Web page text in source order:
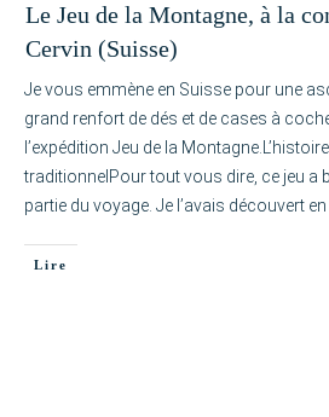
Le Jeu de la Montagne, à la
Cervin (Suisse)
Je vous emmène en Suisse pour une
grand renfort de dés et de cases à
l’expédition Jeu de la
traditionnelPour tout vous dire, ce jeu a
partie du voyage. Je l’avais découvert en
Lire